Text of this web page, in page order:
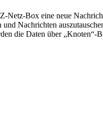
Box eine neue
Nachrichten
die Daten über „Knoten“-